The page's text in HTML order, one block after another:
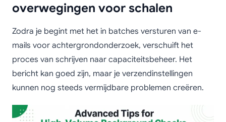
overwegingen voor schalen
Zodra je begint met het in batches versturen van e-
mails voor achtergrondonderzoek, verschuift het
proces van schrijven naar capaciteitsbeheer. Het
bericht kan goed zijn, maar je verzendinstellingen
kunnen nog steeds vermijdbare problemen creëren.